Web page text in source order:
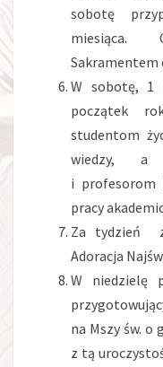
sobotę
miesiąca.
Sakramentem
W sobotę, 1
początek
studentom
wiedzy, a
i profesorom
pracy
Za tydzień
Adoracja
W niedzielę
na Mszy św. o
z tą